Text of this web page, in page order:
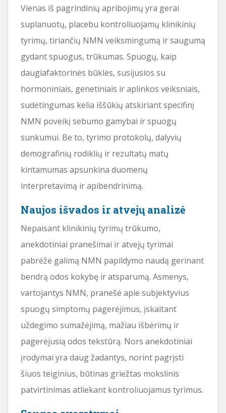
Vienas iš pagrindinių apribojimų yra gerai
suplanuotų, placebu kontroliuojamų klinikinių
tyrimų, tiriančių NMN veiksmingumą ir saugumą
gydant spuogus, trūkumas. Spuogų, kaip
daugiafaktorinės būklės, susijusios su
hormoniniais, genetiniais ir aplinkos veiksniais,
sudėtingumas kelia iššūkių atskiriant specifinį
NMN poveikį sebumo gamybai ir spuogų
sunkumui. Be to, tyrimo protokolų, dalyvių
demografinių rodiklių ir rezultatų matų
kintamumas apsunkina duomenų
interpretavimą ir apibendrinimą.
Naujos išvados ir atvejų analizė
Nepaisant klinikinių tyrimų trūkumo,
anekdotiniai pranešimai ir atvejų tyrimai
pabrėžė galimą NMN papildymo naudą gerinant
bendrą odos kokybę ir atsparumą. Asmenys,
vartojantys NMN, pranešė apie subjektyvius
spuogų simptomų pagerėjimus, įskaitant
uždegimo sumažėjimą, mažiau išbėrimų ir
pagerėjusią odos tekstūrą. Nors anekdotiniai
įrodymai yra daug žadantys, norint pagrįsti
šiuos teiginius, būtinas griežtas mokslinis
patvirtinimas atliekant kontroliuojamus tyrimus.